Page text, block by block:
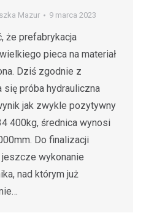
Mazur 9 marca 2023
że prefabrykacja
pieca na materiał
Dziś zgodnie z
się próba hydrauliczna
jak zwykle pozytywny
400kg, średnica wynosi
Do finalizacji
wykonanie
nad którym już